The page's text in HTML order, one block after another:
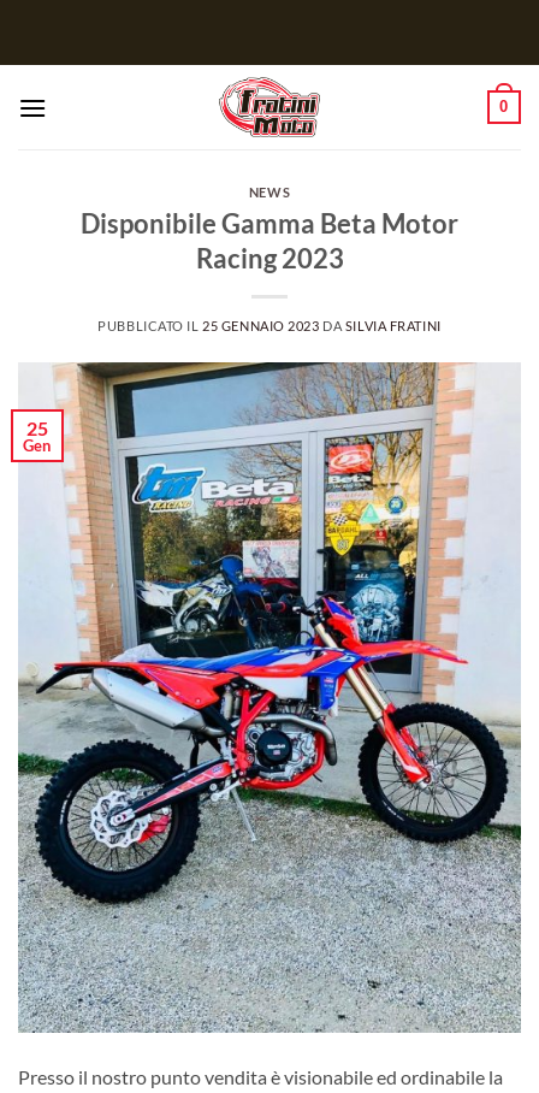
0
NEWS
Disponibile Gamma Beta Motor
Racing 2023
PUBBLICATO IL 25 GENNAIO 2023 DA SILVIA FRATINI
25
Gen
Presso il nostro punto vendita è visionabile ed ordinabile la